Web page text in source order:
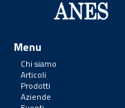
Menu
Chi siamo
Articoli
Prodotti
Aziende